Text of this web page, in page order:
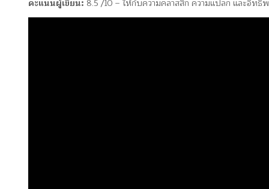
คะแนนผู้เขียน: 8.5 /10 – ให้กับความคลาสสิก ความแปลก และอิท